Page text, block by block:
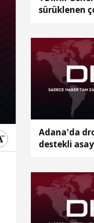
sürüklenen
Adana'da
destekli